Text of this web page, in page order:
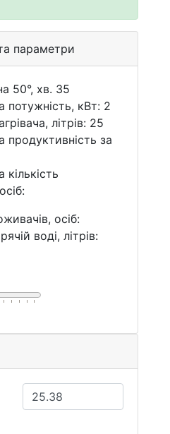
параметри
50°, хв. 35
потужність, кВт: 2
літрів: 25
продуктивність за
осіб:
воді, літрів: